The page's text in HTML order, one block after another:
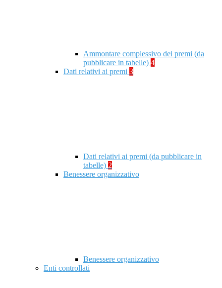
Ammontare complessivo dei premi (da
pubblicare in tabelle) 4
Dati relativi ai premi 3
Dati relativi ai premi (da pubblicare in
tabelle) 2
Benessere organizzativo
Benessere organizzativo
Enti controllati